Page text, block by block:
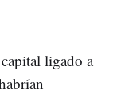
ligado a